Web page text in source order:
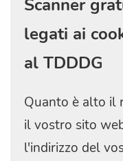
Scanner
legati ai
al TDDDG
Quanto è alto il
il vostro sito
l'indirizzo del